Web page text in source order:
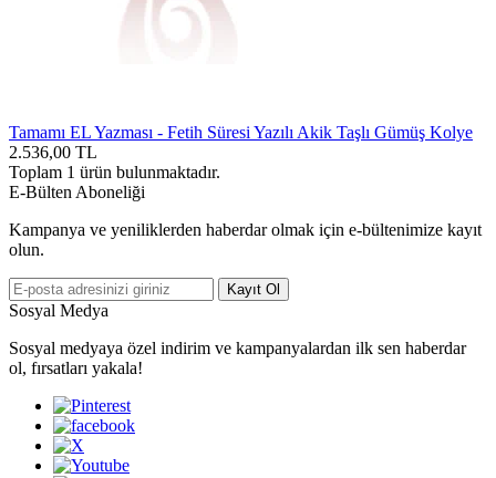
Tamamı EL Yazması - Fetih Süresi Yazılı Akik Taşlı Gümüş Kolye
2.536,00 TL
Toplam 1 ürün bulunmaktadır.
E-Bülten Aboneliği
Kampanya ve yeniliklerden haberdar olmak için e-bültenimize kayıt
olun.
Kayıt Ol
Sosyal Medya
Sosyal medyaya özel indirim ve kampanyalardan ilk sen haberdar
ol, fırsatları yakala!